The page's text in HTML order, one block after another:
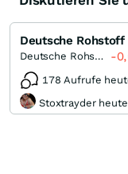
Deutsche Rohstoff -
178 Aufrufe
Stoxtrayder